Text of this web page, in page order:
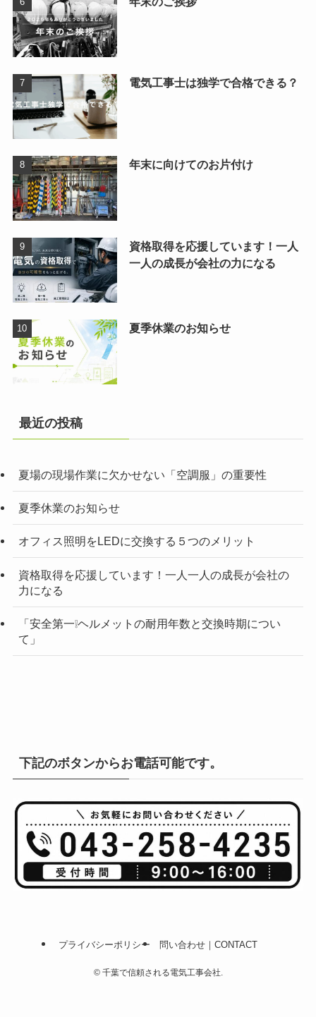
電気工事士は独学で合格できる？
年末に向けてのお片付け
資格取得を応援しています！一人
一人の成長が会社の力になる
夏季休業のお知らせ
最近の投稿
夏場の現場作業に欠かせない「空調服」の重要性
夏季休業のお知らせ
オフィス照明をLEDに交換する５つのメリット
資格取得を応援しています！一人一人の成長が会社の
力になる
「安全第一❕ヘルメットの耐用年数と交換時期につい
て」
下記のボタンからお電話可能です。
プライバシーポリシー 問い合わせ｜CONTACT
©千葉で信頼される電気工事会社.